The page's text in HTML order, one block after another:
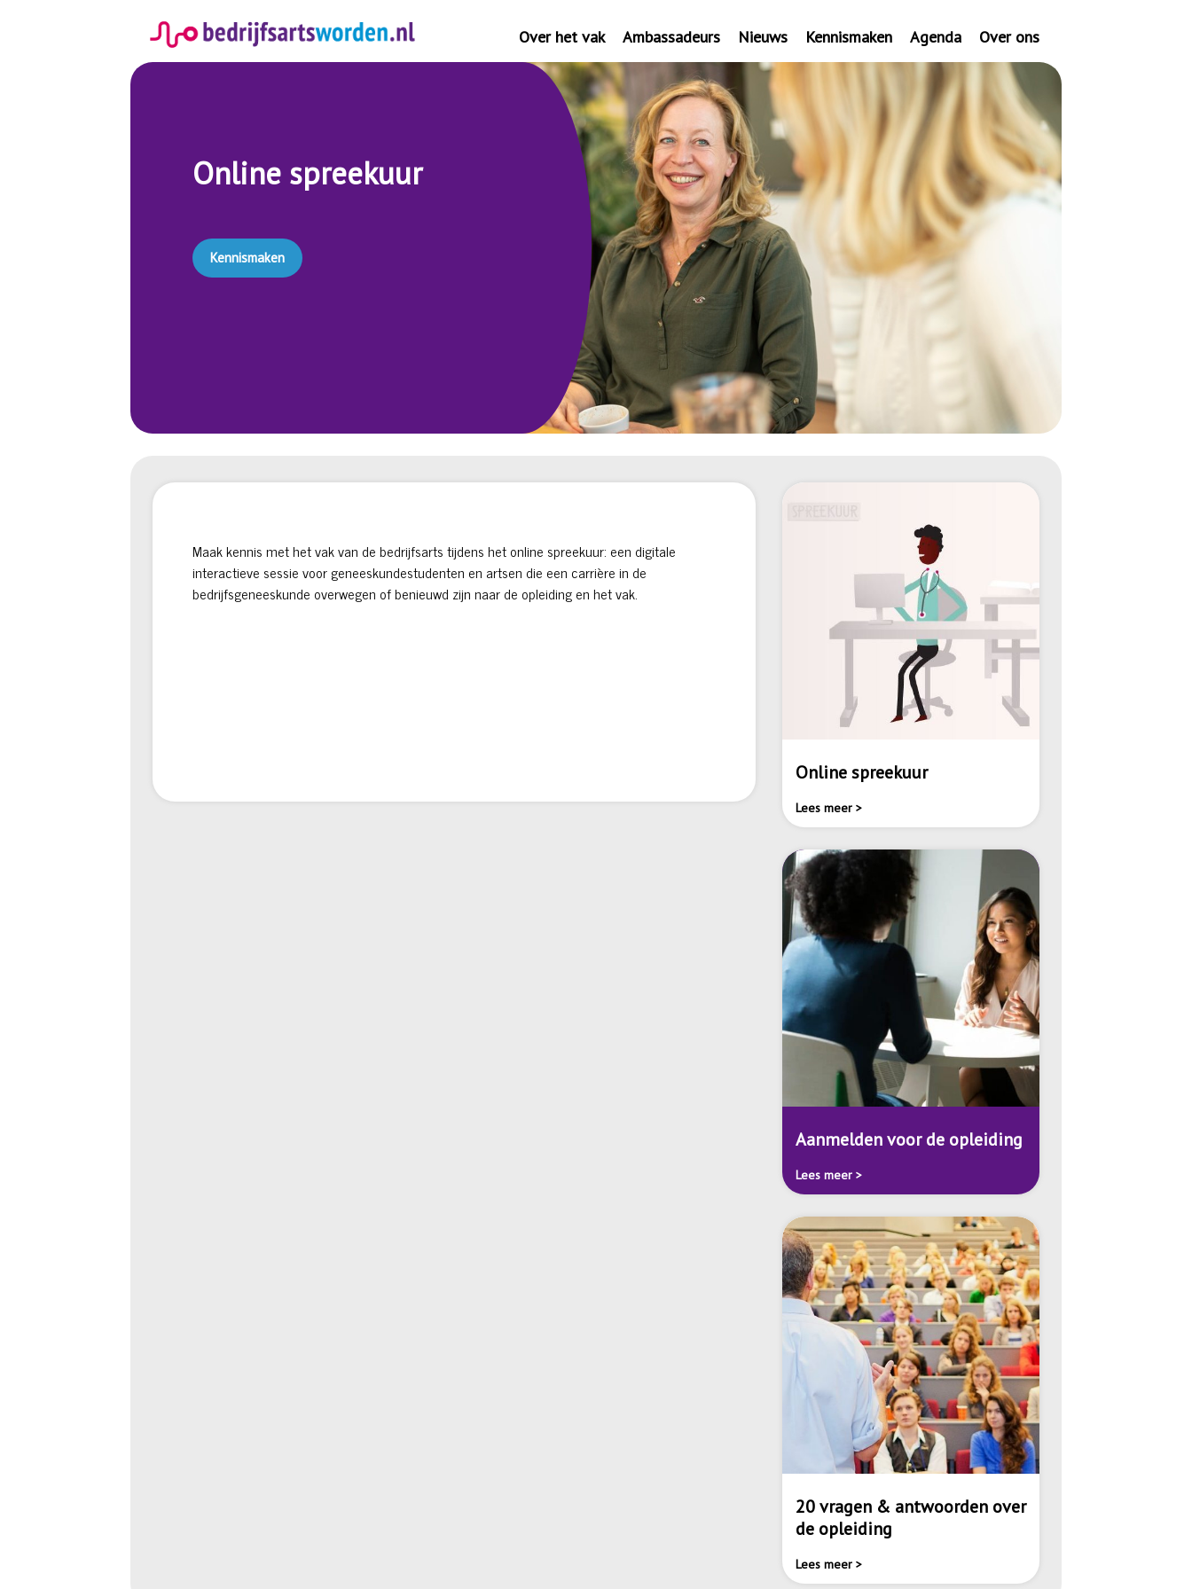
naar
inhoud
Over het vak Ambassadeurs Nieuws Kennismaken Agenda Over ons
Online spreekuur
Kennismaken
Maak kennis met het vak van de bedrijfsarts tijdens het online spreekuur: een digitale
interactieve sessie voor geneeskundestudenten en artsen die een carrière in de
bedrijfsgeneeskunde overwegen of benieuwd zijn naar de opleiding en het vak.
Online spreekuur
Lees meer >
Aanmelden voor de opleiding
Lees meer >
20 vragen & antwoorden over
de opleiding
Lees meer >